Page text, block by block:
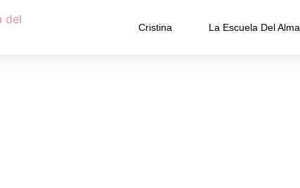
Cristina La Escuela Del Alma